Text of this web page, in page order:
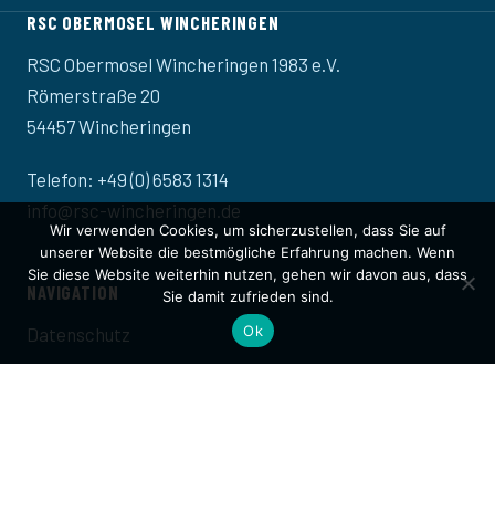
RSC OBERMOSEL WINCHERINGEN
RSC Obermosel Wincheringen 1983 e.V.
Römerstraße 20
54457 Wincheringen
Telefon: +49 (0) 6583 1314
info@rsc-wincheringen.de
NAVIGATION
Datenschutz
Wir verwenden Cookies, um sicherzustellen, dass Sie auf
unserer Website die bestmögliche Erfahrung machen. Wenn
Sie diese Website weiterhin nutzen, gehen wir davon aus, dass
Sie damit zufrieden sind.
Ok